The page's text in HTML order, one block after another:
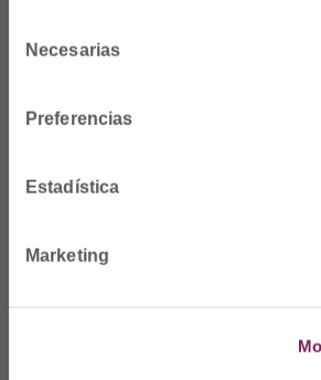
Necesarias
Preferencias
Estadística
MarketingC/Prim 2, 1
Sebastián